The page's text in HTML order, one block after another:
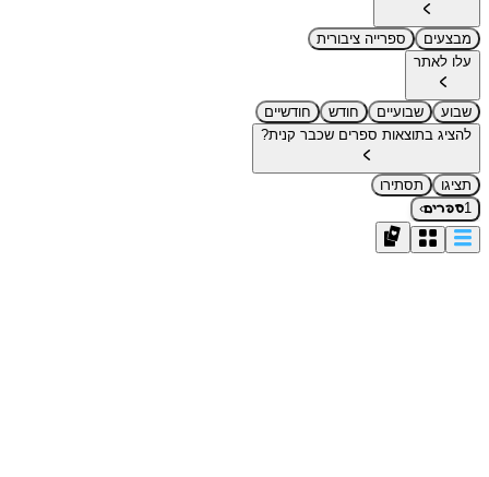
מבצעים
ספרייה ציבורית
עלו לאתר
שבוע שבועיים חודש
חודשיים
להציג בתוצאות ספרים שכבר קנית?
תציגו
תסתירו
1ספרים›